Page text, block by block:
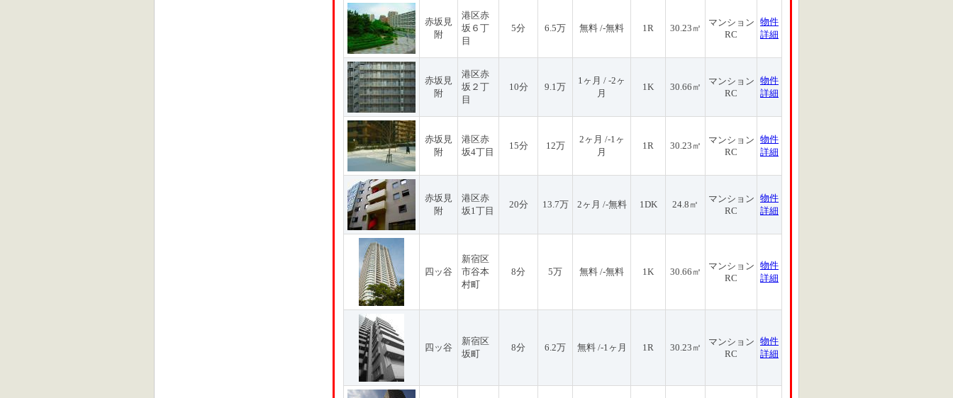
赤坂見
附
港区赤
坂６丁
目
5分 6.5万 無料 /-無料 1R 30.23㎡
マンション
RC
物件
詳細
赤坂見
附
港区赤
坂２丁
目
10分 9.1万
1ヶ月 / -2ヶ
月
1K 30.66㎡
マンション
RC
物件
詳細
赤坂見
附
港区赤
坂4丁目
15分 12万
2ヶ月 /-1ヶ
月
1R 30.23㎡
マンション
RC
物件
詳細
赤坂見
附
港区赤
坂1丁目
20分 13.7万 2ヶ月 /-無料 1DK 24.8㎡
マンション
RC
物件
詳細
四ッ谷
新宿区
市谷本
村町
8分 5万 無料 /-無料 1K 30.66㎡
マンション
RC
物件
詳細
四ッ谷
新宿区
坂町
8分 6.2万 無料 /-1ヶ月 1R 30.23㎡
マンション
RC
物件
詳細